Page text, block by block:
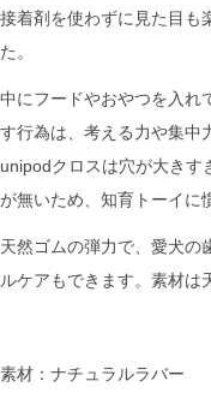
接着剤を使わずに見た目も
た。
中にフードやおやつを入れ
す行為は、考える力や集中
unipodクロスは穴が大きす
が無いため、知育トーイに
天然ゴムの弾力で、愛犬の
ルケアもできます。素材は
素材：ナチュラルラバー